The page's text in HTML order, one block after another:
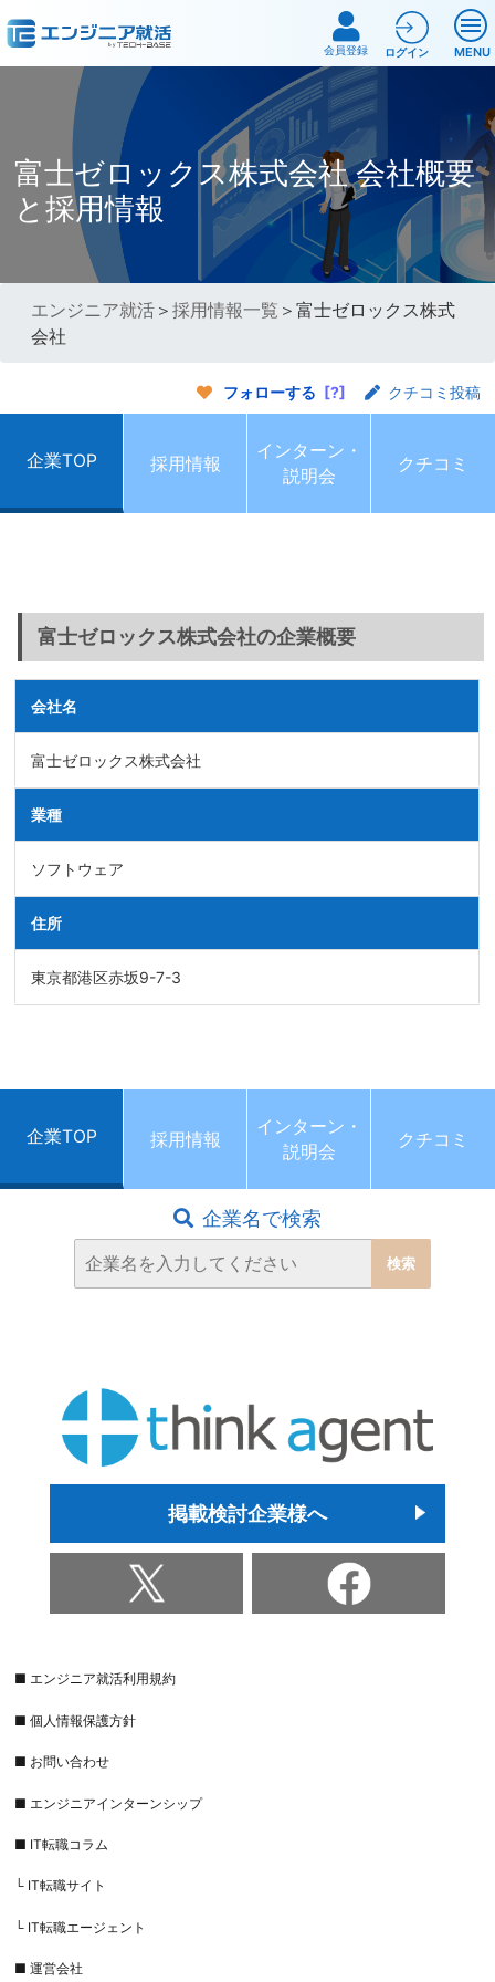
MENU
会員登録 ログイン
富士ゼロックス株式会社 会社概要
と採用情報
エンジニア就活 ＞採用情報一覧 ＞富士ゼロックス株式
会社
フォローする [?] クチコミ投稿
企業TOP 採用情報
インターン・
説明会
クチコミ
富士ゼロックス株式会社の企業概要
会社名
富士ゼロックス株式会社
業種
ソフトウェア
住所
東京都港区赤坂9-7-3
企業TOP 採用情報
インターン・
説明会
クチコミ
企業名で検索
掲載検討企業様へ
■ エンジニア就活利用規約
■ 個人情報保護方針
■ お問い合わせ
■ エンジニアインターンシップ
■ IT転職コラム
└ IT転職サイト
└ IT転職エージェント
■ 運営会社